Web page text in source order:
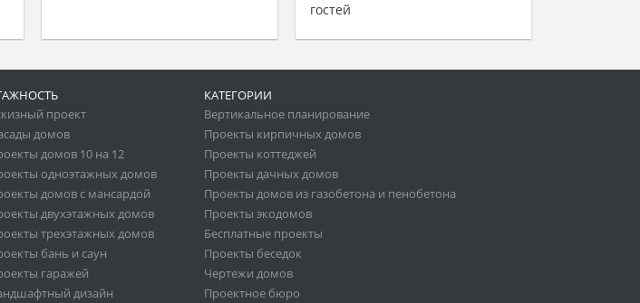
гостей
проект
домов
домов 10 на 12
одноэтажных домов
домов с мансардой
двухэтажных домов
трехэтажных домов
бань и саун
гаражей
дизайн
КАТЕГОРИИ
Вертикальное планирование
Проекты кирпичных домов
Проекты коттеджей
Проекты дачных домов
Проекты домов из газобетона и пенобетона
Проекты экодомов
Бесплатные проекты
Проекты беседок
Чертежи домов
Проектное бюро